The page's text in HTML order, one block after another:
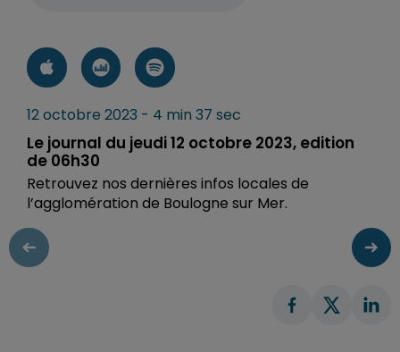
12 octobre 2023 - 4 min 37 sec
Le journal du jeudi 12 octobre 2023, edition
de 06h30
Retrouvez nos dernières infos locales de
l’agglomération de Boulogne sur Mer.